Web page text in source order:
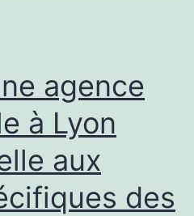
agence
à Lyon
aux
des